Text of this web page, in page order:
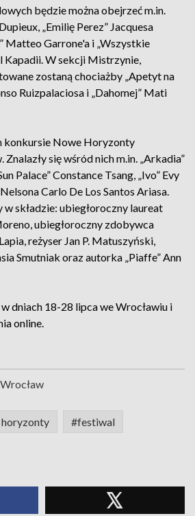
będzie można obejrzeć m.in.
„Emilię Perez” Jacquesa
Matteo Garrone'a i „Wszystkie
Kapadii. W sekcji Mistrzynie,
zostaną chociażby „Apetyt na
Ruizpalaciosa i „Dahomej” Mati
konkursie Nowe Horyzonty
się wśród nich m.in. „Arkadia”
Palace” Constance Tsang, „Ivo” Evy
Carlo De Los Santos Ariasa.
w składzie: ubiegłoroczny laureat
ubiegłoroczny zdobywca
reżyser Jan P. Matuszyński,
Smutniak oraz autorka „Piaffe” Ann
dniach 18-28 lipca we Wrocławiu i
online.
#festiwal